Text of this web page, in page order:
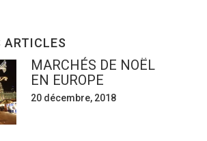
ARTICLES
MARCHÉS DE NOËL
EN EUROPE
20 décembre, 2018